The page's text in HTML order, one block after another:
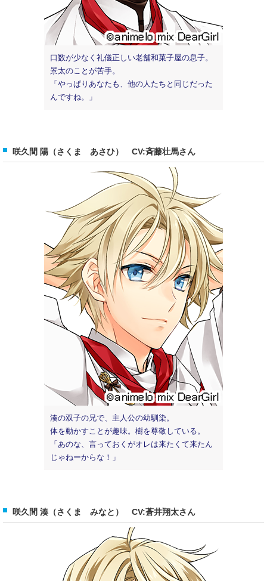
口数が少なく礼儀正しい老舗和菓子屋の息子。
景太のことが苦手。
「やっぱりあなたも、他の人たちと同じだった
んですね。」
咲久間 陽（さくま あさひ） CV:斉藤壮馬さん
湊の双子の兄で、主人公の幼馴染。
体を動かすことが趣味。樹を尊敬している。
「あのな、言っておくがオレは来たくて来たん
じゃねーからな！」
咲久間 湊（さくま みなと） CV:蒼井翔太さん